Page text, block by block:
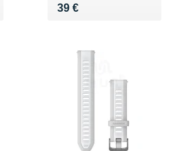
39 €
Vendu 39 €